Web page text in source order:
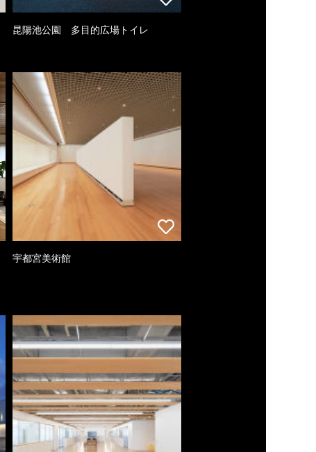
昆陽池公園 多目的広場トイレ
宇都宮美術館